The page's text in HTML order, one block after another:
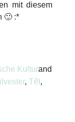
mit diesem
🙂 :*
Kulturand
, Tết,